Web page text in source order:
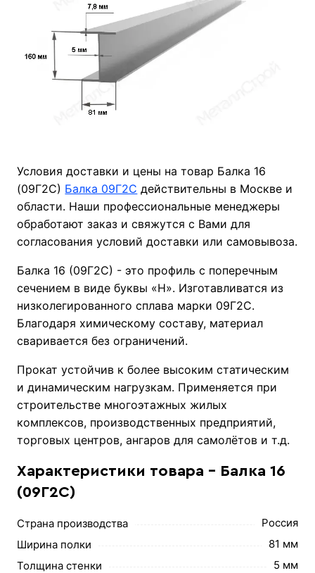
Условия доставки и цены на товар Балка 16
(09Г2С) Балка 09Г2С действительны в Москве и
области. Наши профессиональные менеджеры
обработают заказ и свяжутся с Вами для
согласования условий доставки или самовывоза.
Балка 16 (09Г2С) - это профиль с поперечным
сечением в виде буквы «Н». Изготавливатся из
низколегированного сплава марки 09Г2С.
Благодаря химическому составу, материал
сваривается без ограничений.
Прокат устойчив к более высоким статическим
и динамическим нагрузкам. Применяется при
строительстве многоэтажных жилых
комплексов, производственных предприятий,
торговых центров, ангаров для самолётов и т.д.
Характеристики товара - Балка 16
(09Г2С)
Страна производства
Россия
Ширина полки
81 мм
Толщина стенки
5 мм